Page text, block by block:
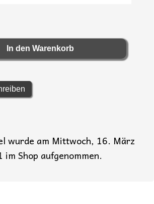
wurde am Mittwoch, 16. März
im Shop aufgenommen.